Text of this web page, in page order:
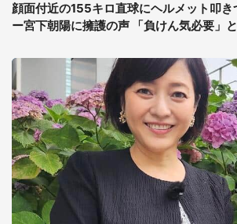
顔面付近の155キロ直球にヘルメット叩
ー宮下朝陽に擁護の声 「負けん気必要」